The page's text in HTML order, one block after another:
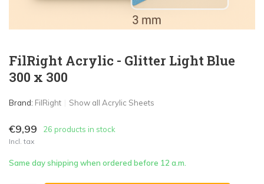
FilRight Acrylic - Glitter Light Blue
300 x 300
Brand: FilRight Show all Acrylic Sheets
€9,99 26 products in stock
Incl. tax
Same day shipping when ordered before 12 a.m.